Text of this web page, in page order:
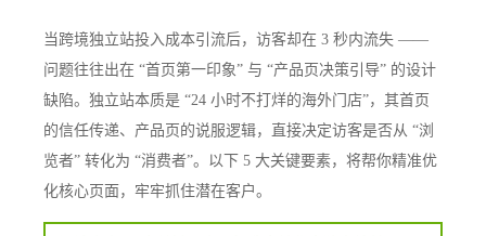
当跨境独立站投入成本引流后，访客却在 3 秒内流失 ——
问题往往出在 “首页第一印象” 与 “产品页决策引导” 的设计
缺陷。独立站本质是 “24 小时不打烊的海外门店”，其首页
的信任传递、产品页的说服逻辑，直接决定访客是否从 “浏
览者” 转化为 “消费者”。以下 5 大关键要素，将帮你精准优
化核心页面，牢牢抓住潜在客户。